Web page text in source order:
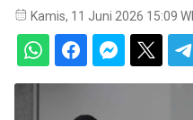
Kamis, 11 Juni 2026 15:09